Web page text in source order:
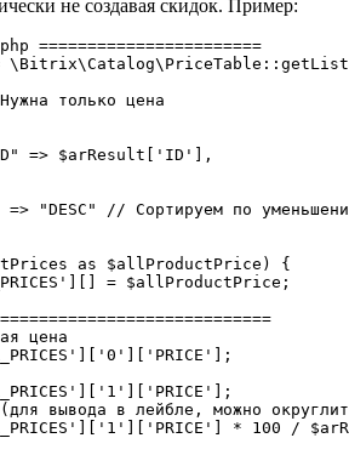
не создавая скидок. Пример:
=> $arResult['ID'],
=> "DESC" // Сортируем по
as $allProductPrice) {
= $allProductPrice;
цена
вывода в лейбле, можно